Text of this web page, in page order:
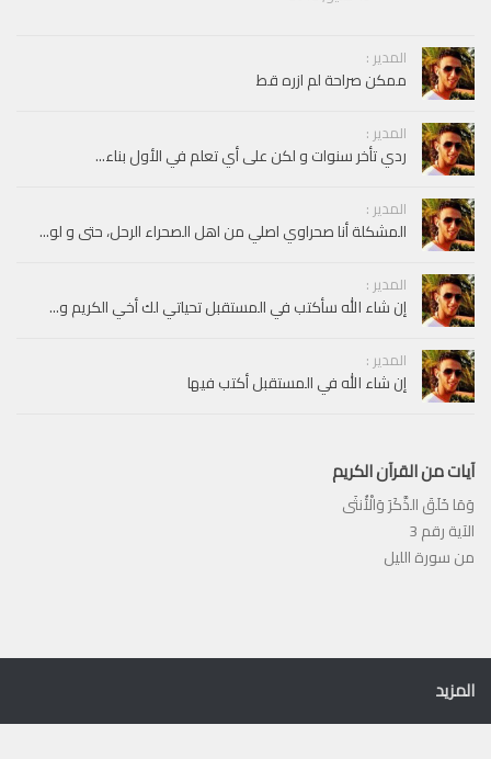
المدير :
ممكن صراحة لم ازره قط
المدير :
ردي تأخر سنوات و لكن على أي تعلم في الأول بناء...
المدير :
المشكلة أنا صحراوي اصلي من اهل الصحراء الرحل، حتى و لو...
المدير :
إن شاء الله سأكتب في المستقبل تحياتي لك أخي الكريم و...
المدير :
إن شاء الله في المستقبل أكتب فيها
آيات من القرآن الكريم
وَمَا خَلَقَ الذَّكَرَ وَالْأُنثَى
الآية رقم 3
من سورة الليل
المزيد